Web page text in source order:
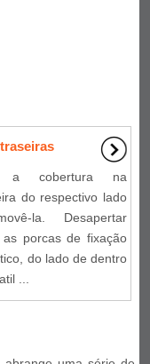
a cobertura na
do respectivo lado
la. Desapertar
as porcas de fixação
do lado de dentro
...